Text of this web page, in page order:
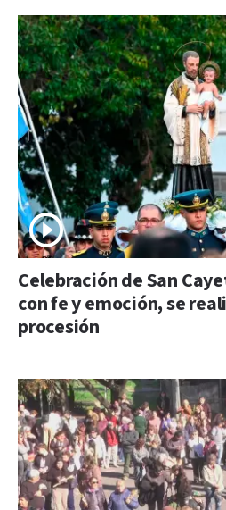
Celebración de San
con fe y emoción, se
procesión